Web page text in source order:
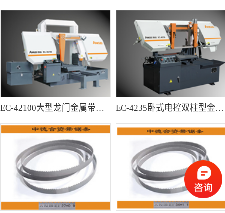
EC-42100大型龙门金属带锯床 EC-4235卧式电控双柱型金属带锯床